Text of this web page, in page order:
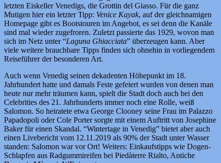
letzten Eiskeller Venedigs, die Grottin del Giasso. Für die ganz
Mutigen hier ein letzter Tipp: Venice Kayak, auf der gleichnamigen
Homepage gibt es Bootstouren im Angebot, es sei denn die Kanäle
sind mal wieder zugefroren. Zuletzt passierte das 1929, wovon man
sich im Netz unter “Laguna Ghiacciata” überzeugen kann. Aber
viele weitere brauchbare Tipps finden sich ohnehin in vorliegendem
Reiseführer der besonderen Art.
Auch wenn Venedig seinen dekadenten Höhepunkt im 18.
Jahrhundert hatte und damals Feste gefeiert wurden von denen man
heute nur mehr träumen kann, spielt die Stadt doch auch bei den
Celebrities des 21. Jahrhunderts immer noch eine Rolle, weiß
Salomon. So heiratete etwa George Clooney seine Frau im Palazzo
Papadopoli oder Cole Porter sorgte mit einem Auftritt von Josephine
Baker für einen Skandal. “Wintertage in Venedig” bietet aber auch
einen Livebericht vom 12.11.2019 als 90% der Stadt unter Wasser
standen: Salomon war vor Ort! Weiters: Einkaufstipps wie Dogen-
Schlapfen aus Radgummireifen bei Piedàterre Rialto, Antiche